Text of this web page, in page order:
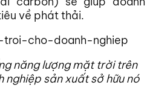
về phát thải.
năng lượng mặt trời trên
nghiệp sản xuất sở hữu nó